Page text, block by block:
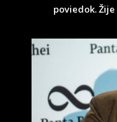
poviedok.